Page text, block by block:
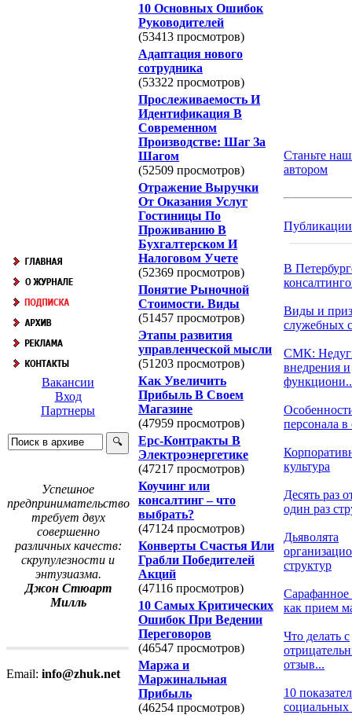
Вакансии
Вход
Партнеры
Успешное
предпринимательство
требует двух
совершенно
различных качеств:
скрупулезности и
энтузиазма.
Джон Стюарт
Милль
Email: info@zhuk.net
10 Основных Ошибок
Руководителей
(53413 просмотров)
Адаптация нового
сотрудника
(53322 просмотров)
Прослеживаемость И
Идентификация В
Современном
Производстве: Шаг За
Шагом
(52509 просмотров)
Отражение Выручки
От Оказания Услуг
Гостиницы По
Проживанию В
Бухгалтерском И
Налоговом Учете
(52369 просмотров)
Понятие Рыночной
Стоимости. Виды
(51457 просмотров)
Этапы развития
управленческой мысли
(51203 просмотров)
Как Увеличить
Прибыль В Своем
Магазине
(47959 просмотров)
Epc-Контракты В
Электроэнергетике
(47217 просмотров)
Коучинг или
консалтинг – что
выбрать?
(47124 просмотров)
Конверты Счастья Или
Грабли Победителей
Акций
(47116 просмотров)
10 Самых Критических
Ошибок При Ведении
Переговоров
(46547 просмотров)
Маржа и
Маржинальная
Прибыль
(46254 просмотров)
Станьте
автором
Публикации
В
Виды и
служебных
СМК:
внедрения и
персонала в
культура
Десять раз
один раз
Дьяволята
структур
Сарафанное
как прием
Что делать с
отзыв...
10
социальных